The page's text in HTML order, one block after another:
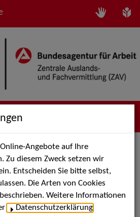
als PDF speichern
Volksmusik und Intern. Folklore
Angebote auf Ihre
Zu diesem Zweck setzen wir
Entscheiden Sie bitte selbst,
Die Arten von Cookies
Weitere Informationen
Datenschutzerklärung